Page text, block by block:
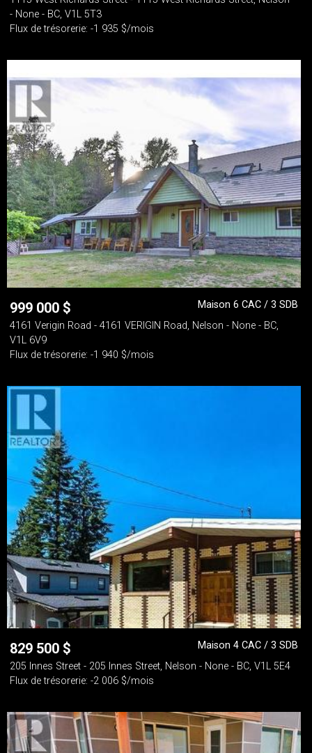
- None - BC, V1L 5T3
Flux de trésorerie: -1 935 $/mois
999 000 $
Maison 6 CAC / 3 SDB
4161 Verigin Road - 4161 VERIGIN Road, Nelson - None - BC,
V1L 6V9
Flux de trésorerie: -1 940 $/mois
829 500 $
Maison 4 CAC / 3 SDB
205 Innes Street - 205 Innes Street, Nelson - None - BC, V1L 5E4
Flux de trésorerie: -2 006 $/mois